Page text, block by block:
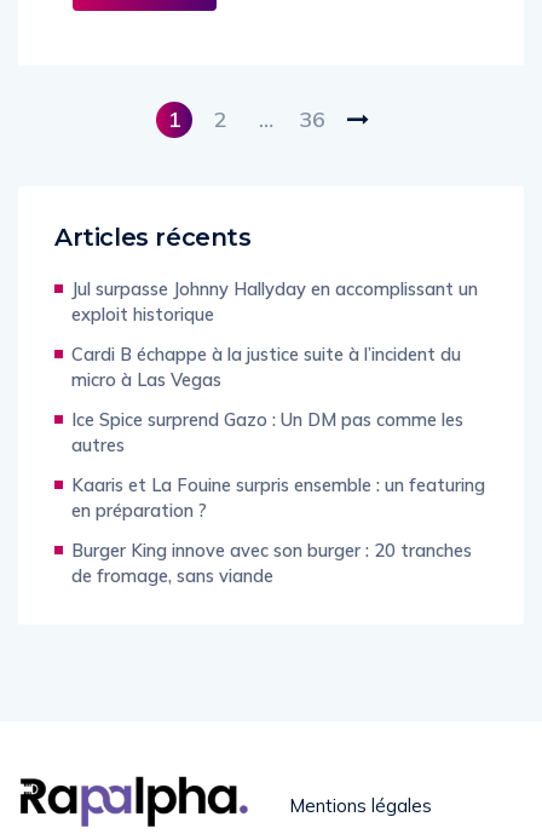
1 2 … 36
Articles récents
Jul surpasse Johnny Hallyday en accomplissant un
exploit historique
Cardi B échappe à la justice suite à l’incident du
micro à Las Vegas
Ice Spice surprend Gazo : Un DM pas comme les
autres
Kaaris et La Fouine surpris ensemble : un featuring
en préparation ?
Burger King innove avec son burger : 20 tranches
de fromage, sans viande
Mentions légales